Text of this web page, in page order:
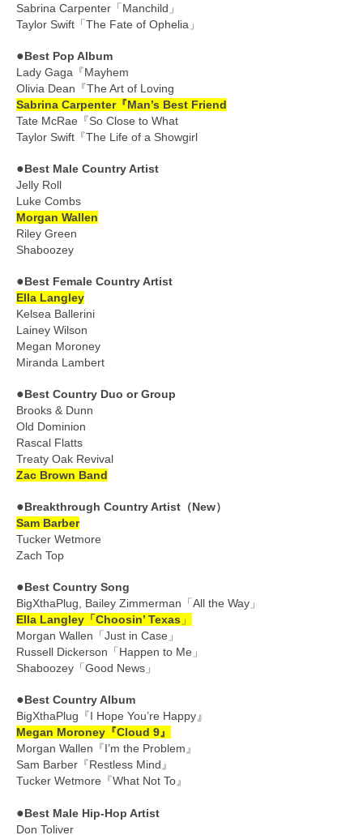
Sabrina Carpenter「Manchild」
Taylor Swift「The Fate of Ophelia」
●Best Pop Album
Lady Gaga『Mayhem
Olivia Dean『The Art of Loving
Sabrina Carpenter『Man’s Best Friend
Tate McRae『So Close to What
Taylor Swift『The Life of a Showgirl
●Best Male Country Artist
Jelly Roll
Luke Combs
Morgan Wallen
Riley Green
Shaboozey
●Best Female Country Artist
Ella Langley
Kelsea Ballerini
Lainey Wilson
Megan Moroney
Miranda Lambert
●Best Country Duo or Group
Brooks & Dunn
Old Dominion
Rascal Flatts
Treaty Oak Revival
Zac Brown Band
●Breakthrough Country Artist（New）
Sam Barber
Tucker Wetmore
Zach Top
●Best Country Song
BigXthaPlug, Bailey Zimmerman「All the Way」
Ella Langley「Choosin’ Texas 」
Morgan Wallen「Just in Case」
Russell Dickerson「Happen to Me」
Shaboozey「Good News」
●Best Country Album
BigXthaPlug『I Hope You’re Happy 』
Megan Moroney『Cloud 9』
Morgan Wallen『I’m the Problem』
Sam Barber『Restless Mind』
Tucker Wetmore『What Not To』
●Best Male Hip-Hop Artist
Don Toliver